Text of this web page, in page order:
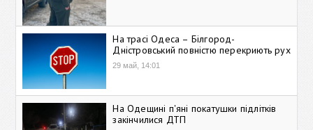
На трасі Одеса – Білгород-
Дністровський повністю перекриють рух
29 май, 14:01
На Одещині п'яні покатушки підлітків
закінчилися ДТП